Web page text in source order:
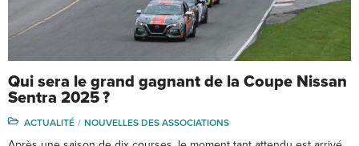
Qui sera le grand gagnant de la Coupe Nissan
Sentra 2025 ?
ACTUALITÉ NOUVELLES DES ASSOCIATIONS